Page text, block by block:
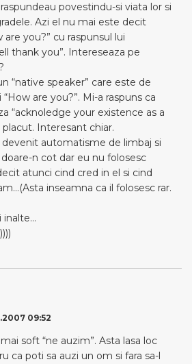
povestindu-si viata lor si
Azi el nu mai este decit
you?” cu raspunsul lui
thank you”. Intereseaza pe
“native speaker” care este de
are you?”. Mi-a raspuns ca
“acknoledge your existence as a
Interesant chiar.
devenit automatisme de limbaj si
n cot dar eu nu folosesc
atunci cind cred in el si cind
inseamna ca il folosesc rar.
inalte…
09:52
soft “ne auzim”. Asta lasa loc
ca poti sa auzi un om si fara sa-l